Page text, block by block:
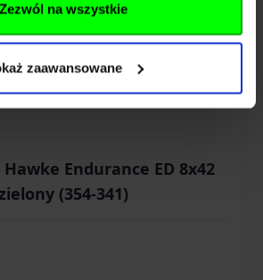
Zezwól na wszystkie
zaawansowane
Endurance ED 8x42
(354-341)